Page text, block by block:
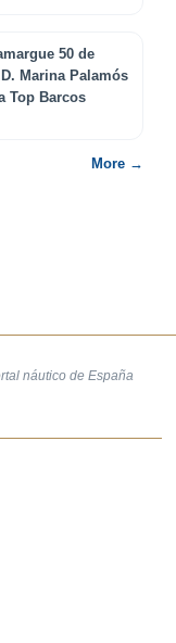
50 de
Marina Palamós
Top Barcos
More →
náutico de España